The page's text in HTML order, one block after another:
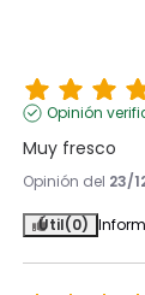
Opinión
Muy fresco
Opinión del 23/
Útil(0)